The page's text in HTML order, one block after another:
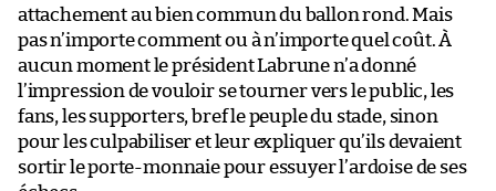
attachement au bien commun du ballon rond. Mais
pas n’importe comment ou à n’importe quel coût. À
aucun moment le président Labrune n’a donné
l’impression de vouloir se tourner vers le public, les
fans, les supporters, bref le peuple du stade, sinon
pour les culpabiliser et leur expliquer qu’ils devaient
sortir le porte-monnaie pour essuyer l’ardoise de ses